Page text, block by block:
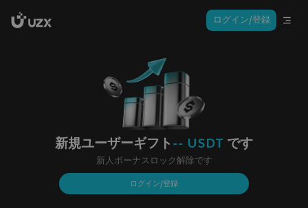
ログイン/登録
新規ユーザーギフト -- USDT です
新人ボーナスロック解除です
ログイン/登録